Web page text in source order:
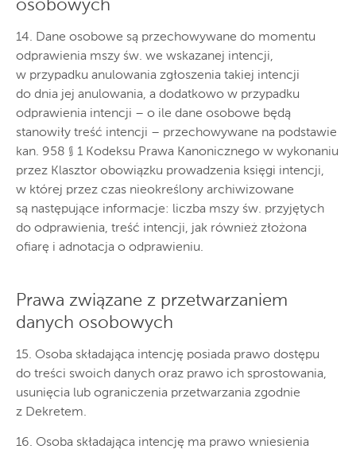
osobowych
14. Dane osobowe są przechowywane do momentu
odprawienia mszy św. we wskazanej intencji,
w przypadku anulowania zgłoszenia takiej intencji
do dnia jej anulowania, a dodatkowo w przypadku
odprawienia intencji – o ile dane osobowe będą
stanowiły treść intencji – przechowywane na podstawie
kan. 958 § 1 Kodeksu Prawa Kanonicznego w wykonaniu
przez Klasztor obowiązku prowadzenia księgi intencji,
w której przez czas nieokreślony archiwizowane
są następujące informacje: liczba mszy św. przyjętych
do odprawienia, treść intencji, jak również złożona
ofiarę i adnotacja o odprawieniu.
Prawa związane z przetwarzaniem
danych osobowych
15. Osoba składająca intencję posiada prawo dostępu
do treści swoich danych oraz prawo ich sprostowania,
usunięcia lub ograniczenia przetwarzania zgodnie
z Dekretem.
16. Osoba składająca intencję ma prawo wniesienia